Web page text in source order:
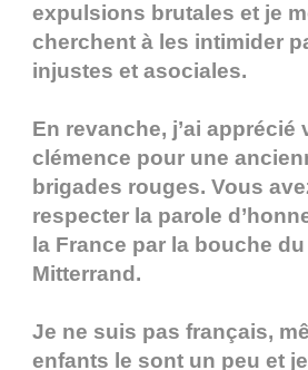
expulsions brutales et je
cherchent à les intimider
injustes et asociales.
En revanche, j’ai apprécié
clémence pour une
brigades rouges. Vous
respecter la parole
la France par la bouche
Mitterrand.
Je ne suis pas français,
enfants le sont un peu et